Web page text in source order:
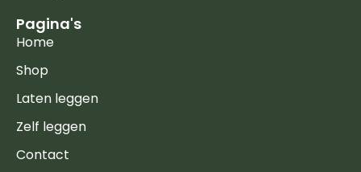
Pagina's
Home
Shop
Laten leggen
Zelf leggen
Contact